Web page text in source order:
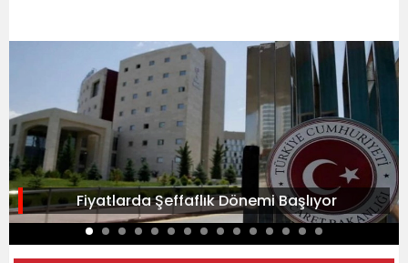
Fiyatlarda Şeffaflık Dönemi Başlıyor